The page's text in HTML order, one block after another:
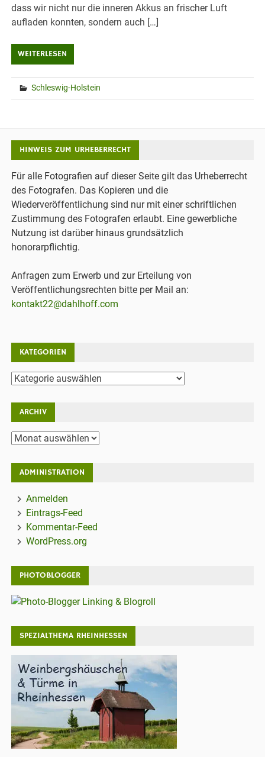
dass wir nicht nur die inneren Akkus an frischer Luft
aufladen konnten, sondern auch […]
WEITERLESEN
Schleswig-Holstein
HINWEIS ZUM URHEBERRECHT
Für alle Fotografien auf dieser Seite gilt das Urheberrecht
des Fotografen. Das Kopieren und die
Wiederveröffentlichung sind nur mit einer schriftlichen
Zustimmung des Fotografen erlaubt. Eine gewerbliche
Nutzung ist darüber hinaus grundsätzlich
honorarpflichtig.
Anfragen zum Erwerb und zur Erteilung von
Veröffentlichungsrechten bitte per Mail an:
kontakt22@dahlhoff.com
KATEGORIEN
Kategorien
ARCHIV
Archiv
ADMINISTRATION
Anmelden
Eintrags-Feed
Kommentar-Feed
WordPress.org
PHOTOBLOGGER
SPEZIALTHEMA RHEINHESSEN